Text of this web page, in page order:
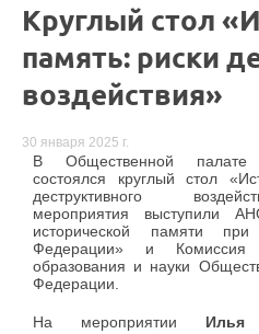
Круглый стол
память: риски
воздействия»
30 января 2025 г.
В Общественной палате
состоялся круглый стол
деструктивного
мероприятия выступили
исторической памяти при
Федерации» и
образования и науки
Федерации.
На мероприятии Илья